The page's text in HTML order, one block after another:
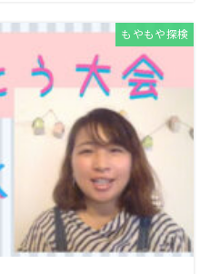
もやもや探検